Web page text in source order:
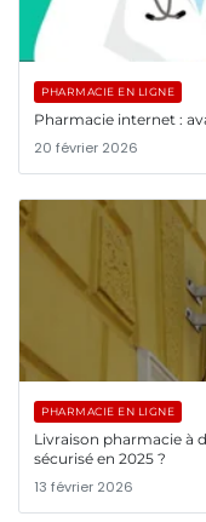
PHARMACIE EN LIGNE
Pharmacie internet :
20 février 2026
PHARMACIE EN LIGNE
Livraison pharmacie à
sécurisé en 2025 ?
13 février 2026